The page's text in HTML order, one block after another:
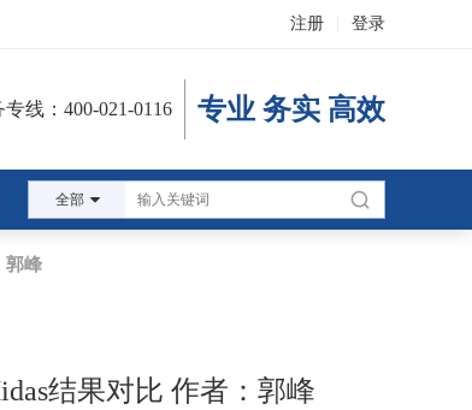
注册 登录
专线：400-021-0116 专业 务实 高效
全部
郭峰
结果对比 作者：郭峰